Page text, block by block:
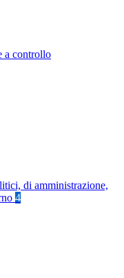
a controllo
di amministrazione,
4